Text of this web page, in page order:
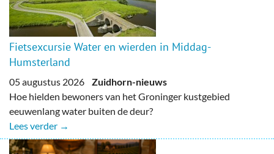
Fietsexcursie Water en wierden in Middag-
Humsterland
05 augustus 2026 Zuidhorn-nieuws
Hoe hielden bewoners van het Groninger kustgebied
eeuwenlang water buiten de deur?
Lees verder →